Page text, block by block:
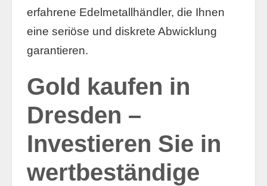
erfahrene Edelmetallhändler, die Ihnen
eine seriöse und diskrete Abwicklung
garantieren.
Gold kaufen in
Dresden –
Investieren Sie in
wertbeständige